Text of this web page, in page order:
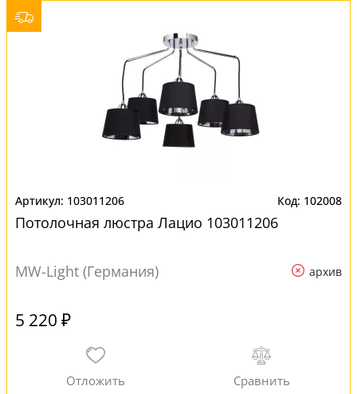
103011206 102008
Потолочная люстра Лацио 103011206
MW-Light (Германия) архив
5 220 ₽